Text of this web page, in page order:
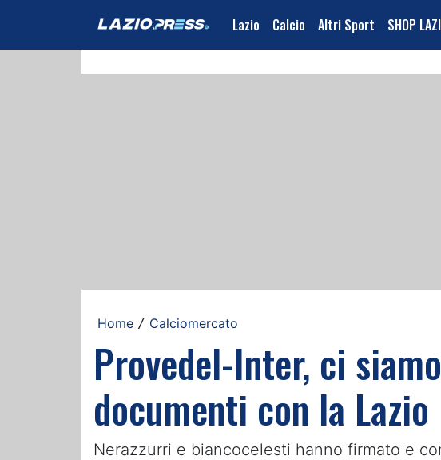
Lazio Calcio Altri Sport SHOP
Home / Calciomercato
Provedel-Inter, ci
documenti con la Lazio
Nerazzurri e biancocelesti hanno firmato e